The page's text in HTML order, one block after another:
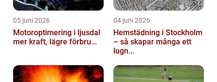
05 juni 2026
Motoroptimering i ljusdal
mer kraft, lägre förbru...
04 juni 2026
Hemstädning i Stockholm
– så skapar många ett
lugn...